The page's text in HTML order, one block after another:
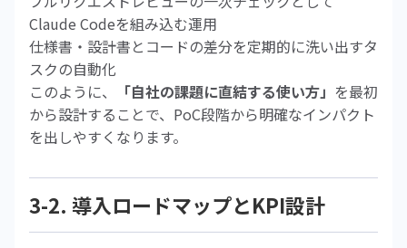
Claude Codeを組み込む運用
仕様書・設計書とコードの差分を定期的に洗い出すタ
スクの自動化
このように、
「自社の課題に直結する使い方」 を最初
から設計することで、PoC段階から明確なインパクト
を出しやすくなります。
3-2. 導入ロードマップとKPI設計